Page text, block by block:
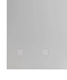
ЧАСТО